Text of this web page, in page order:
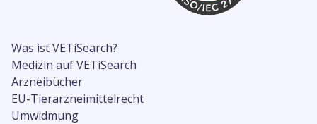
Was ist VETiSearch?
Medizin auf VETiSearch
Arzneibücher
EU-Tierarzneimittelrecht
Umwidmung